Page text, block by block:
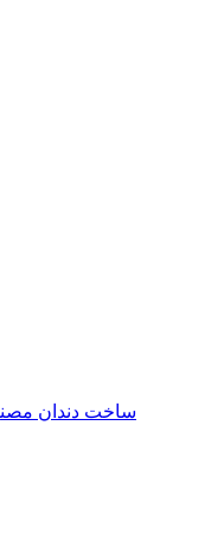
ساخت دندان